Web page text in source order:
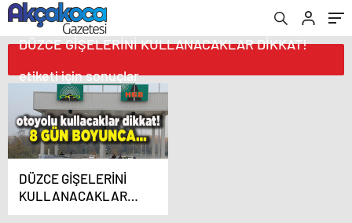
DÜZCE GİŞELERİNİ KULLANACAKLAR DİKKAT!
etiketi için sonuçlar
DÜZCE GİŞELERİNİ
KULLANACAKLAR
DİKKAT!